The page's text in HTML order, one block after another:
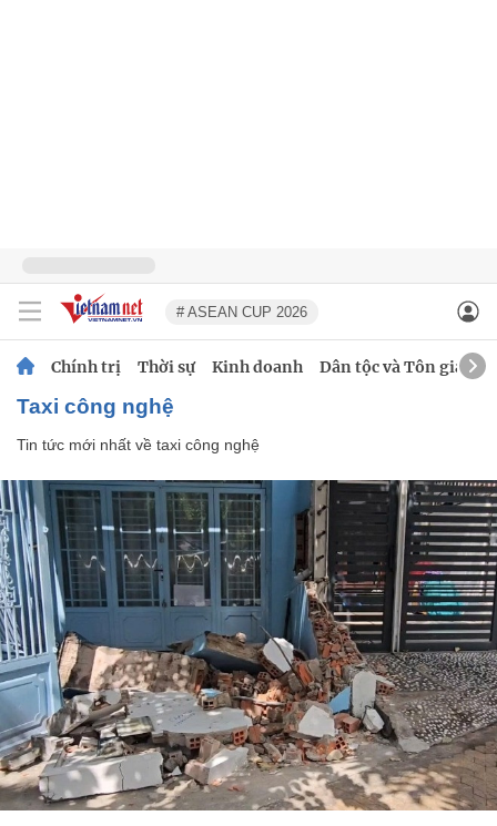
# ASEAN CUP 2026
Chính trị Thời sự Kinh doanh Dân tộc và Tôn giáo
taxi công nghệ
Tin tức mới nhất về taxi công nghệ